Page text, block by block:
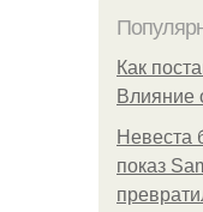
Как
Влияние
Невеста
показ